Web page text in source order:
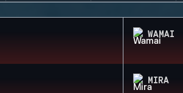
WAMAI
MIRA